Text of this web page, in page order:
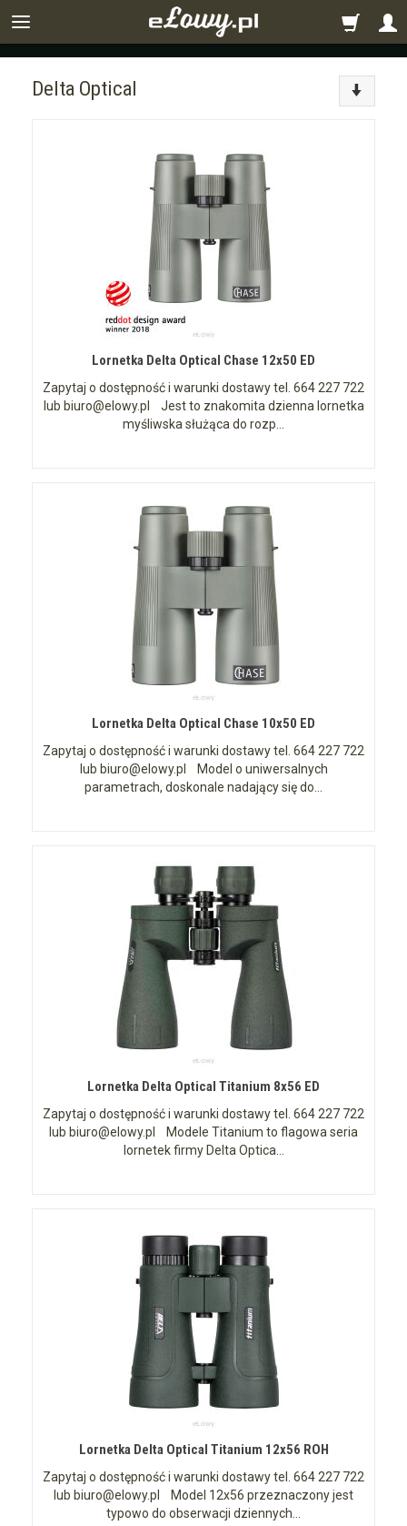
Delta Optical
Lornetka Delta Optical Chase 12x50 ED
Zapytaj o dostępność i warunki dostawy tel. 664 227 722
lub biuro@elowy.pl Jest to znakomita dzienna lornetka
myśliwska służąca do rozp...
Lornetka Delta Optical Chase 10x50 ED
Zapytaj o dostępność i warunki dostawy tel. 664 227 722
lub biuro@elowy.pl Model o uniwersalnych
parametrach, doskonale nadający się do...
Lornetka Delta Optical Titanium 8x56 ED
Zapytaj o dostępność i warunki dostawy tel. 664 227 722
lub biuro@elowy.pl Modele Titanium to flagowa seria
lornetek firmy Delta Optica...
Lornetka Delta Optical Titanium 12x56 ROH
Zapytaj o dostępność i warunki dostawy tel. 664 227 722
lub biuro@elowy.pl Model 12x56 przeznaczony jest
typowo do obserwacji dziennych...